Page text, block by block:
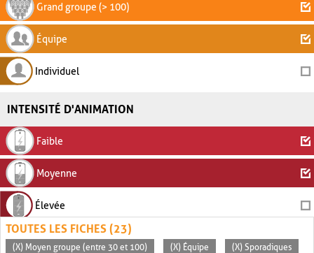
Grand groupe (> 100)
Équipe
Individuel
INTENSITÉ D'ANIMATION
Faible
Moyenne
Élevée
TOUTES LES FICHES (23)
(X) Moyen groupe (entre 30 et 100) (X) Équipe (X) Sporadiques